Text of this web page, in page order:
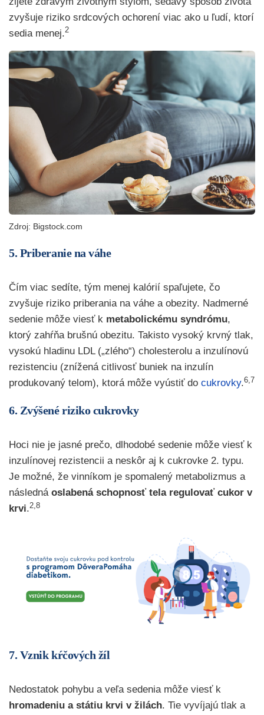
zvyšuje riziko srdcových ochorení viac ako u ľudí, ktorí
sedia menej.2
Zdroj: Bigstock.com
5. Priberanie na váhe
Čím viac sedíte, tým menej kalórií spaľujete, čo
zvyšuje riziko priberania na váhe a obezity. Nadmerné
sedenie môže viesť k metabolickému syndrómu,
ktorý zahŕňa brušnú obezitu. Takisto vysoký krvný tlak,
vysokú hladinu LDL („zlého“) cholesterolu a inzulínovú
rezistenciu (znížená citlivosť buniek na inzulín
produkovaný telom), ktorá môže vyústiť do cukrovky.6,7
6. Zvýšené riziko cukrovky
Hoci nie je jasné prečo, dlhodobé sedenie môže viesť k
inzulínovej rezistencii a neskôr aj k cukrovke 2. typu.
Je možné, že vinníkom je spomalený metabolizmus a
následná oslabená schopnosť tela regulovať cukor v
krvi.2,8
7. Vznik kŕčových žíl
Nedostatok pohybu a veľa sedenia môže viesť k
hromadeniu a státiu krvi v žilách. Tie vyvíjajú tlak a